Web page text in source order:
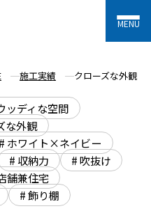
MENU
施工実績 クローズな外観
ッディな空間
な外観
# ホワイト×ネイビー
# 収納力
# 吹抜け
舗兼住宅
# 飾り棚